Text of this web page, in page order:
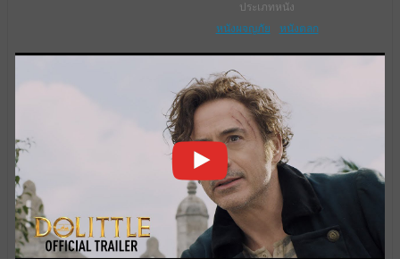
ประเภทหนัง
หนังผจญภัย
หนังตลก